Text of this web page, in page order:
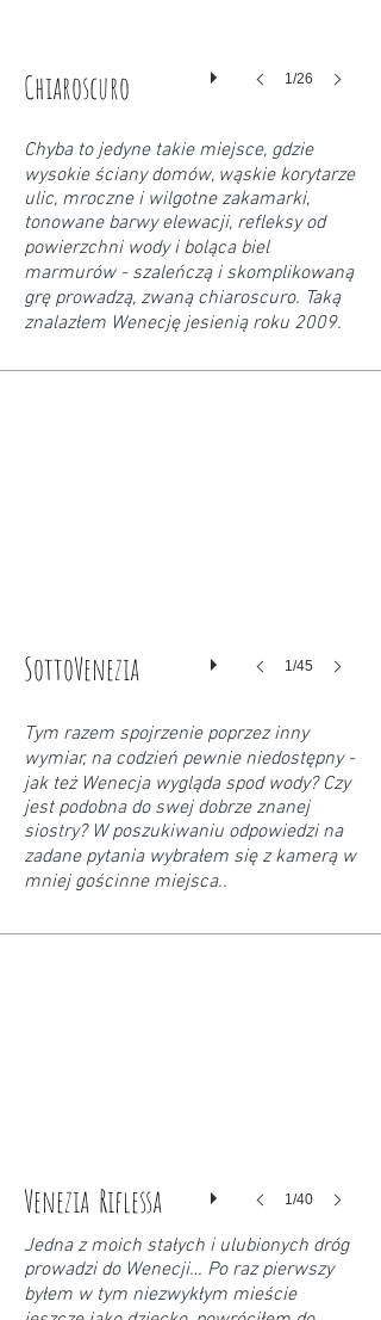
Chiaroscuro 1/26
Chyba to jedyne takie miejsce, gdzie
wysokie ściany domów, wąskie korytarze
ulic, mroczne i wilgotne zakamarki,
tonowane barwy elewacji, refleksy od
powierzchni wody i boląca biel
marmurów - szaleńczą i skomplikowaną
grę prowadzą, zwaną chiaroscuro. Taką
znalazłem Wenecję jesienią roku 2009.
SottoVenezia 1/45
Tym razem spojrzenie poprzez inny
wymiar, na codzień pewnie niedostępny -
jak też Wenecja wygląda spod wody? Czy
jest podobna do swej dobrze znanej
siostry? W poszukiwaniu odpowiedzi na
zadane pytania wybrałem się z kamerą w
mniej gościnne miejsca..
1/40
Venezia Riflessa
Jedna z moich stałych i ulubionych dróg
prowadzi do Wenecji… Po raz pierwszy
byłem w tym niezwykłym mieście